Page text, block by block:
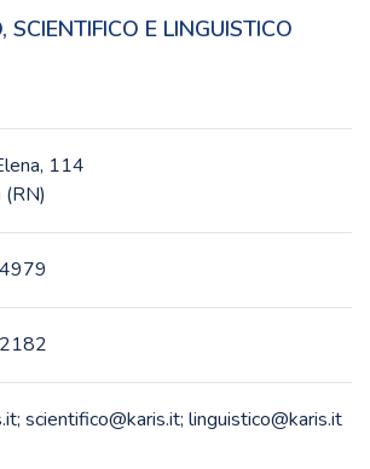
SCIENTIFICO E LINGUISTICO
114
scientifico@karis.it; linguistico@karis.it